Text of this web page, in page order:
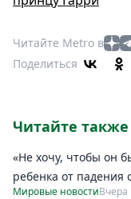
Читайте Metro в
Поделиться
Читайте также
«Не хочу, чтобы он
ребенка от падения
Мировые новостиВчера